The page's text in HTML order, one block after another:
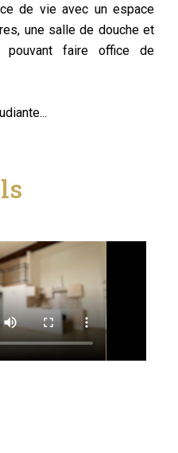
de vie avec un espace
une salle de douche et
pouvant faire office de